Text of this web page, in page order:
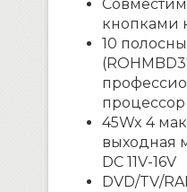
кнопками
10
(ROHM BD
процессор
45Wx 4
выходная
DC 11V-16V
DVD/TV/